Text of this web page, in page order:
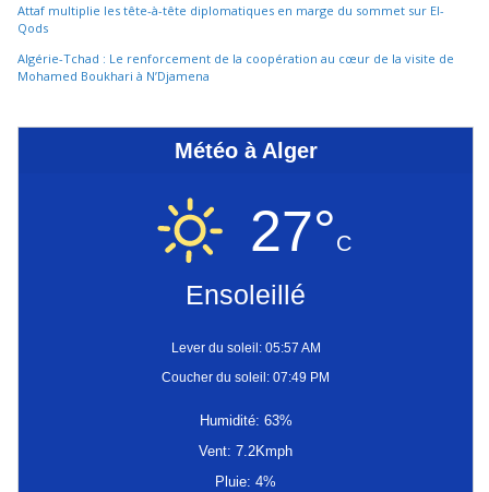
Attaf multiplie les tête-à-tête diplomatiques en marge du sommet sur El-
Qods
Algérie-Tchad : Le renforcement de la coopération au cœur de la visite de
Mohamed Boukhari à N’Djamena
Météo à Alger
27°C
Ensoleillé
Lever du soleil: 05:57 AM
Coucher du soleil: 07:49 PM
Humidité: 63%
Vent: 7.2Kmph
Pluie: 4%